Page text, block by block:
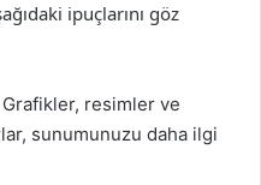
ipuçlarını göz
Grafikler, resimler ve
sunumunuzu daha ilgi